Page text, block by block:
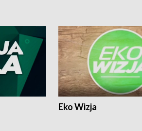
Eko Wizja